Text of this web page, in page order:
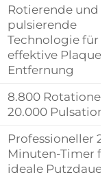
Rotierende und
pulsierende
Technologie für
effektive Plaque-
Entfernung
8.800 Rotationen
20.000
Professioneller 2-
Minuten-Timer
ideale Putzdauer